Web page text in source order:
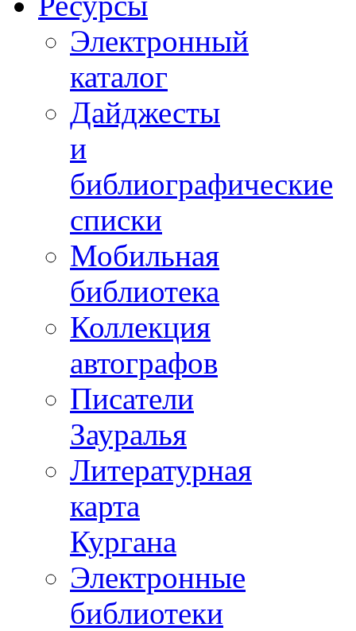
Электронный
каталог
Дайджесты
и
библиографические
списки
Мобильная
библиотека
Коллекция
автографов
Писатели
Зауралья
Литературная
карта
Кургана
Электронные
библиотеки